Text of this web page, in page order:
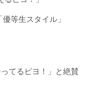
等生スタイル」
てるピヨ！」と絶賛